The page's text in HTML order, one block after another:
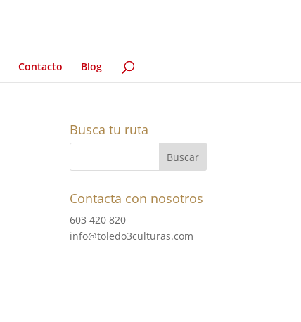
Contacto Blog
Busca tu ruta
Contacta con nosotros
603 420 820
info@toledo3culturas.com